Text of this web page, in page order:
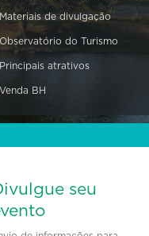
Materiais de divulgação
Observatório do Turismo
Principais atrativos
Venda BH
seu